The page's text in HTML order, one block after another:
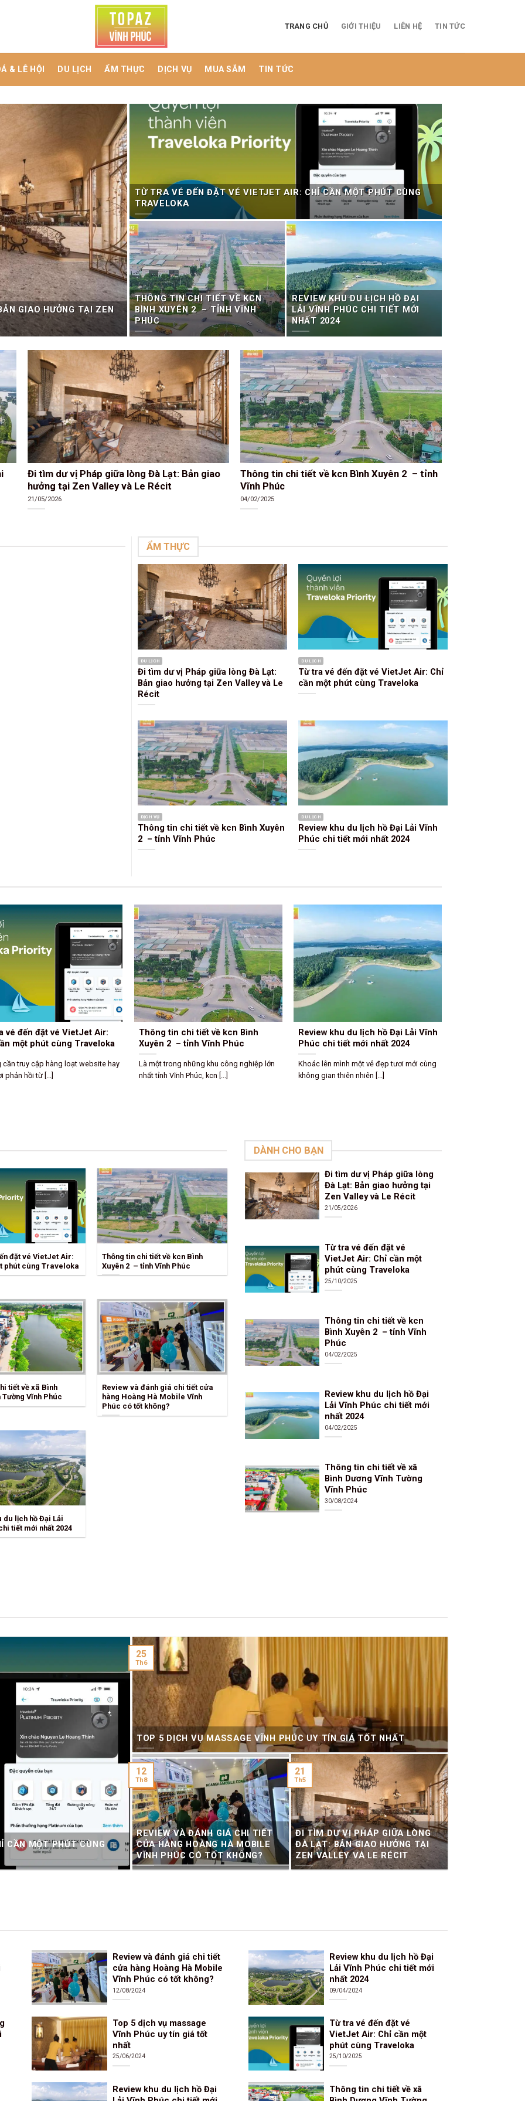
TRANG CHỦ GIỚI THIỆU LIÊN HỆ TIN TỨC
& LỄ HỘI DU LỊCH ẨM THỰC DỊCH VỤ MUA SẮM TIN TỨC
GIAO HƯỞNG TẠI ZEN
TỪ TRA VÉ ĐẾN ĐẶT VÉ VIETJET AIR: CHỈ CẦN MỘT PHÚT CÙNG
TRAVELOKA
THÔNG TIN CHI TIẾT VỀ KCN
BÌNH XUYÊN 2 – TỈNH VĨNH
PHÚC
REVIEW KHU DU LỊCH HỒ ĐẠI
LẢI VĨNH PHÚC CHI TIẾT MỚI
NHẤT 2024
Đi tìm dư vị Pháp giữa lòng Đà Lạt: Bản giao
hưởng tại Zen Valley và Le Récit
21/05/2026
Thông tin chi tiết về kcn Bình Xuyên 2 – tỉnh
Vĩnh Phúc
04/02/2025
ẨM THỰC
DU LỊCH
Đi tìm dư vị Pháp giữa lòng Đà Lạt:
Bản giao hưởng tại Zen Valley và Le
Récit
DU LỊCH
Từ tra vé đến đặt vé VietJet Air: Chỉ
cần một phút cùng Traveloka
DỊCH VỤ
Thông tin chi tiết về kcn Bình Xuyên
2 – tỉnh Vĩnh Phúc
DU LỊCH
Review khu du lịch hồ Đại Lải Vĩnh
Phúc chi tiết mới nhất 2024
và đánh giá chi tiết cửa
Hà Mobile Vĩnh Phúc
không?
đang tìm kiếm một địa chỉ mua
Top 5 dịch vụ massage Vĩnh Phúc
uy tín giá tốt nhất
Là một tín đồ của massage, bạn đã từng
trải nghiệm những dịch [...]
Review khu du lịch hồ Đại Lải Vĩnh
Phúc chi tiết mới nhất 2024
Khoác lên mình một vẻ đẹp tươi mới cùng
không gian thiên nhiên [...]
đặt vé VietJet Air:
phút cùng Traveloka
Thông tin chi tiết về kcn Bình
Xuyên 2 – tỉnh Vĩnh Phúc
tiết về xã Bình
Tường Vĩnh Phúc
Review và đánh giá chi tiết cửa
hàng Hoàng Hà Mobile Vĩnh
Phúc có tốt không?
du lịch hồ Đại Lải
tiết mới nhất 2024
DÀNH CHO BẠN
Đi tìm dư vị Pháp giữa lòng
Đà Lạt: Bản giao hưởng tại
Zen Valley và Le Récit
21/05/2026
Từ tra vé đến đặt vé
VietJet Air: Chỉ cần một
phút cùng Traveloka
25/10/2025
Thông tin chi tiết về kcn
Bình Xuyên 2 – tỉnh Vĩnh
Phúc
04/02/2025
Review khu du lịch hồ Đại
Lải Vĩnh Phúc chi tiết mới
nhất 2024
04/02/2025
Thông tin chi tiết về xã
Bình Dương Vĩnh Tường
Vĩnh Phúc
30/08/2024
CẦN MỘT PHÚT CÙNG
TOP 5 DỊCH VỤ MASSAGE VĨNH PHÚC UY TÍN GIÁ TỐT NHẤT
25
Th6
REVIEW VÀ ĐÁNH GIÁ CHI TIẾT
CỬA HÀNG HOÀNG HÀ MOBILE
VĨNH PHÚC CÓ TỐT KHÔNG?
12
Th8
ĐI TÌM DƯ VỊ PHÁP GIỮA LÒNG
ĐÀ LẠT: BẢN GIAO HƯỞNG TẠI
ZEN VALLEY VÀ LE RÉCIT
21
Th5
Review và đánh giá chi tiết
cửa hàng Hoàng Hà Mobile
Vĩnh Phúc có tốt không?
12/08/2024
Top 5 dịch vụ massage
Vĩnh Phúc uy tín giá tốt
nhất
25/06/2024
Review khu du lịch hồ Đại
Review khu du lịch hồ Đại
Lải Vĩnh Phúc chi tiết mới
nhất 2024
09/04/2024
Từ tra vé đến đặt vé
VietJet Air: Chỉ cần một
phút cùng Traveloka
25/10/2025
Thông tin chi tiết về xã